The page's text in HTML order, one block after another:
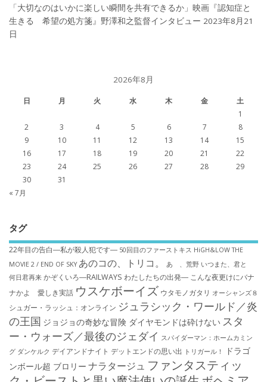
「大切なのはいかに楽しい瞬間を共有できるか」映画『認知症と
生きる 希望の処方箋』野澤和之監督インタビュー 2023年8月21
日
2026年8月
日 月 火 水 木 金
土
1
2
3 4 5 6 7
8
9
10 11 12 13 14
15
16
17 18 19 20 21
22
23
24 25 26 27 28
29
30
31
« 7月
タグ
22年目の告白―私が殺人犯です― 50回目のファーストキス HiGH&LOW THE
MOVIE 2 / END OF SKY あのコの、トリコ。 あゝ、荒野 いつまた、君と
何日君再来 かぞくいろ―RAILWAYS わたしたちの出発― こんな夜更けにバナ
ナかよ 愛しき実話 ウスケボーイズ ウタモノガタリ オーシャンズ８
シュガー・ラッシュ：オ​ンライン ジュラシック・ワールド／炎
の王国 ジョジョの奇妙な冒険 ダイヤモンドは砕けない スタ
ー・ウォーズ／最後のジェダイ スパイダーマン：ホームカミン
グ ダンケルク デイアンドナイト デットエンドの思い出 トリガール！
ドラゴ
ンボール超 ブロリー ナラタージュ ファンタスティッ